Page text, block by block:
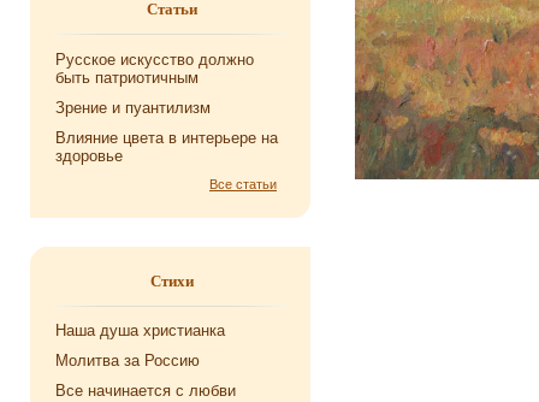
Статьи
Русское искусство должно
быть патриотичным
Зрение и пуантилизм
Влияние цвета в интерьере на
здоровье
Все статьи
Стихи
Наша душа хри­сти­ан­ка
Мо­лит­ва за Рос­сию
Все на­чи­на­ет­ся с любви